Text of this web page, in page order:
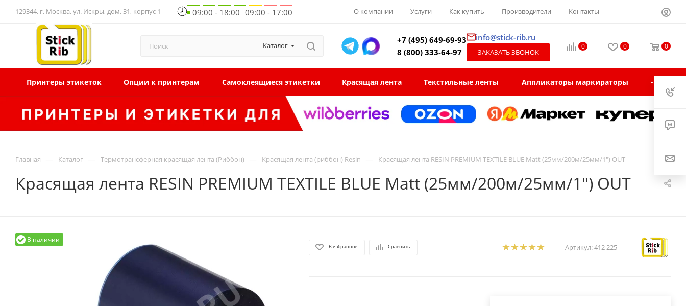
129344, г. Москва, ул. Искры, дом. 31, корпус 1 09:00 - 18:00 09:00 - 17:00 О компании Услуги Как купить Производители Контакты
Каталог
+7 (495) 649-69-93
8 (800) 333-64-97
info@stick-rib.ru
ЗАКАЗАТЬ ЗВОНОК
0 0 0
Принтеры этикеток Опции к принтерам Самоклеящиеся этикетки Красящая лента Текстильные ленты Аппликаторы маркираторы
Главная — Каталог — Термотрансферная красящая лента (Риббон) — Красящая лента (риббон) Resin — Красящая лента RESIN PREMIUM TEXTILE BLUE Matt (25мм/200м/25мм/1") OUT
Красящая лента RESIN PREMIUM TEXTILE BLUE Matt (25мм/200м/25мм/1") OUT
В наличии
В избранное Сравнить Артикул:412 225